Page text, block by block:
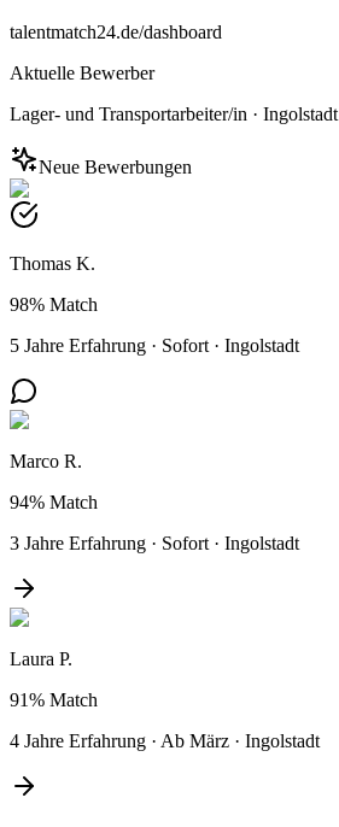
talentmatch24.de/dashboard
Aktuelle Bewerber
Lager- und Transportarbeiter/in · Ingolstadt
Neue Bewerbungen
Thomas K.
98% Match
5 Jahre Erfahrung · Sofort · Ingolstadt
Marco R.
94% Match
3 Jahre Erfahrung · Sofort · Ingolstadt
Laura P.
91% Match
4 Jahre Erfahrung · Ab März · Ingolstadt